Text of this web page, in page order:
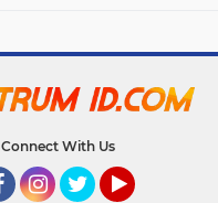
Connect With Us